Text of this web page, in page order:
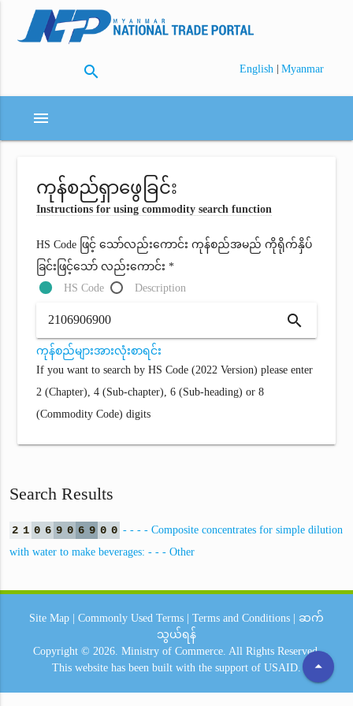
search English | Myanmar
menu
ကုန်စည်ရှာဖွေခြင်း
Instructions for using commodity search function
HS Code ဖြင့် သော်လည်းကောင်း ကုန်စည်အမည် ကိုရိုက်နှိပ်
ခြင်းဖြင့်သော် လည်းကောင်း *
HS Code
Description
search
ကုန်စည်များအားလုံးစာရင်း
If you want to search by HS Code (2022 Version) please enter
2 (Chapter), 4 (Sub-chapter), 6 (Sub-heading) or 8
(Commodity Code) digits
Search Results
2 1 0 6 9 0 6 9 0 0 - - - - Composite concentrates for simple dilution
with water to make beverages: - - - Other
arrow_drop_up
Site Map Commonly Used Terms Terms and Conditions
ဆက်
သွယ်ရန်
Copyright © 2026. Ministry of Commerce. All Rights Reserved.
This website has been built with the support of USAID.